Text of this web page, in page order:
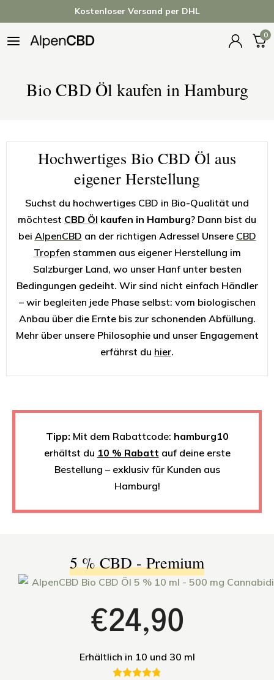
Kostenloser Versand per DHL
0
Bio CBD Öl kaufen in Hamburg
Hochwertiges Bio CBD Öl aus
eigener Herstellung
Suchst du hochwertiges CBD in Bio-Qualität und
möchtest CBD Öl kaufen in Hamburg? Dann bist du
bei AlpenCBD an der richtigen Adresse! Unsere CBD
Tropfen stammen aus eigener Herstellung im
Salzburger Land, wo unser Hanf unter besten
Bedingungen gedeiht. Wir sind nicht einfach Händler
– wir begleiten jede Phase selbst: vom biologischen
Anbau über die Ernte bis zur schonenden Abfüllung.
Mehr über unsere Philosophie und unser Engagement
erfährst du hier.
Tipp: Mit dem Rabattcode: hamburg10
erhältst du 10 % Rabatt auf deine erste
Bestellung – exklusiv für Kunden aus
Hamburg!
5 % CBD - Premium
€24,90
Erhältlich in 10 und 30 ml